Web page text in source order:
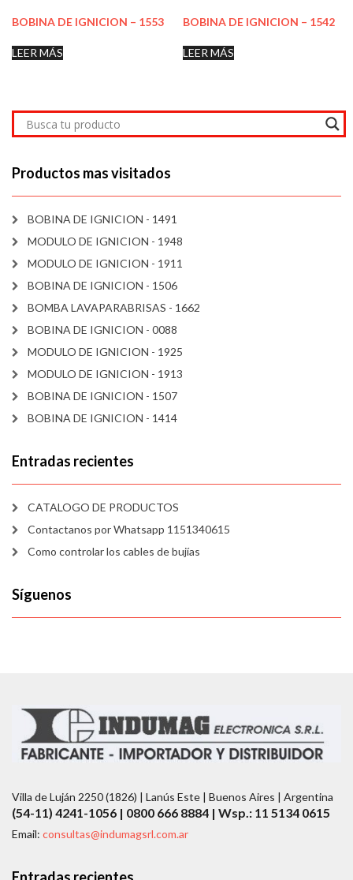
BOBINA DE IGNICION – 1553
LEER MÁS
BOBINA DE IGNICION – 1542
LEER MÁS
Productos mas visitados
BOBINA DE IGNICION - 1491
MODULO DE IGNICION - 1948
MODULO DE IGNICION - 1911
BOBINA DE IGNICION - 1506
BOMBA LAVAPARABRISAS - 1662
BOBINA DE IGNICION - 0088
MODULO DE IGNICION - 1925
MODULO DE IGNICION - 1913
BOBINA DE IGNICION - 1507
BOBINA DE IGNICION - 1414
Entradas recientes
CATALOGO DE PRODUCTOS
Contactanos por Whatsapp 1151340615
Como controlar los cables de bujías
Síguenos
Villa de Luján 2250 (1826) | Lanús Este | Buenos Aires | Argentina
(54-11) 4241-1056 | 0800 666 8884 | Wsp.: 11 5134 0615
Email: consultas@indumagsrl.com.ar